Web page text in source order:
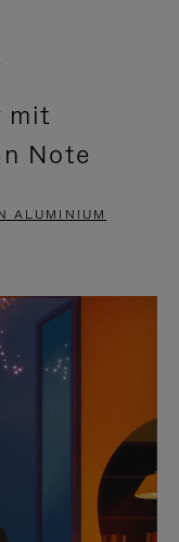
mit
Note
ALUMINIUM